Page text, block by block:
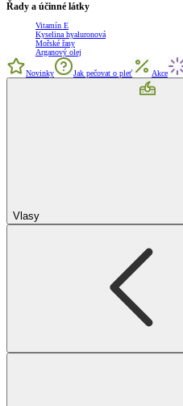
Řady a účinné látky
Vitamín E
Kyselina hyaluronová
Mořské řasy
Arganový olej
Novinky Jak pečovat o pleť Akce
Vlasy